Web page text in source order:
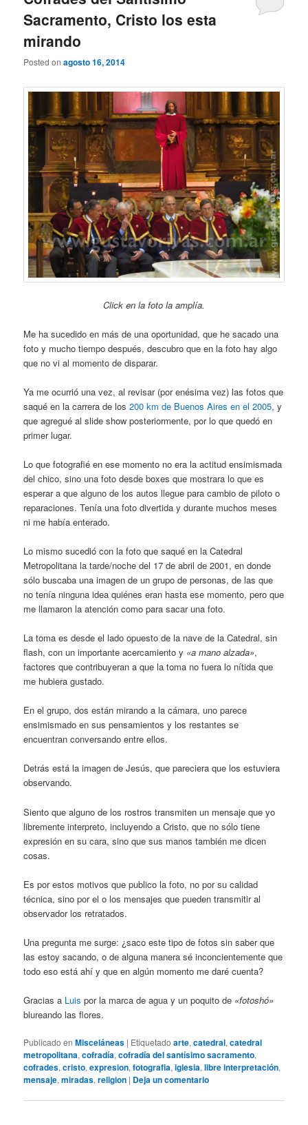
Sacramento, Cristo los esta
mirando
Posted onagosto 16, 2014
Click en la foto la amplía.
Me ha sucedido en más de una oportunidad, que he sacado una
foto y mucho tiempo después, descubro que en la foto hay algo
que no vi al momento de disparar.
Ya me ocurrió una vez, al revisar (por enésima vez) las fotos que
saqué en la carrera de los200 km de Buenos Aires en el 2005, y
que agregué al slide show posteriormente, por lo que quedó en
primer lugar.
Lo que fotografié en ese momento no era la actitud ensimismada
del chico, sino una foto desde boxes que mostrara lo que es
esperar a que alguno de los autos llegue para cambio de piloto o
reparaciones. Tenía una foto divertida y durante muchos meses
ni me había enterado.
Lo mismo sucedió con la foto que saqué en la Catedral
Metropolitana la tarde/noche del 17 de abril de 2001, en donde
sólo buscaba una imagen de un grupo de personas, de las que
no tenía ninguna idea quiénes eran hasta ese momento, pero que
me llamaron la atención como para sacar una foto.
La toma es desde el lado opuesto de la nave de la Catedral, sin
flash, con un importante acercamiento y «a mano alzada»,
factores que contribuyeran a que la toma no fuera lo nítida que
me hubiera gustado.
En el grupo, dos están mirando a la cámara, uno parece
ensimismado en sus pensamientos y los restantes se
encuentran conversando entre ellos.
Detrás está la imagen de Jesús, que pareciera que los estuviera
observando.
Siento que alguno de los rostros transmiten un mensaje que yo
libremente interpreto, incluyendo a Cristo, que no sólo tiene
expresión en su cara, sino que sus manos también me dicen
cosas.
Es por estos motivos que publico la foto, no por su calidad
técnica, sino por el o los mensajes que pueden transmitir al
observador los retratados.
Una pregunta me surge: ¿saco este tipo de fotos sin saber que
las estoy sacando, o de alguna manera sé inconcientemente que
todo eso está ahí y que en algún momento me daré cuenta?
Gracias a Luis por la marca de agua y un poquito de «fotoshó»
blureando las flores.
Publicado en Misceláneas | Etiquetado arte,catedral,catedral
metropolitana,cofradía,cofradía del santísimo sacramento,
cofrades,cristo,expresion,fotografia,iglesia,libre interpretación,
mensaje,miradas,religion | Deja un comentario